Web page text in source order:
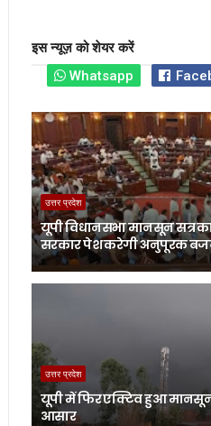
इस न्यूज़ को शेयर करें
Whatsapp
उत्तर प्रदेश
यूपी विधानसभा मानसून सत्र
सरकार पेश करेगी अनुपूरक
उत्तर प्रदेश
यूपी में फिर एक्टिव हुआ
आसार